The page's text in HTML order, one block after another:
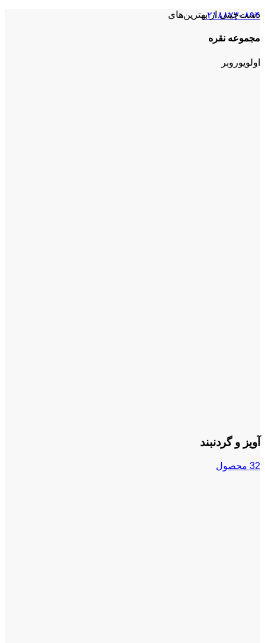
۰۲۱۸۸۲۳۰۸۹۴
دست‌چینی از بهترین‌های
مجموعه‌ نقره
اولویوروبر
آویز و گردنبند
32 محصول